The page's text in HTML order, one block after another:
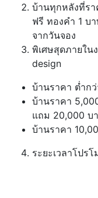
บ้านทุกหลังที่รา
ฟรี ทองคำ 1 บ
จากวันจอง
พิเศษสุดภายใน
design
บ้านราคา ต่ำก
บ้านราคา
แถม 20,000 บ
บ้านราคา
ระยะเวลาโปร